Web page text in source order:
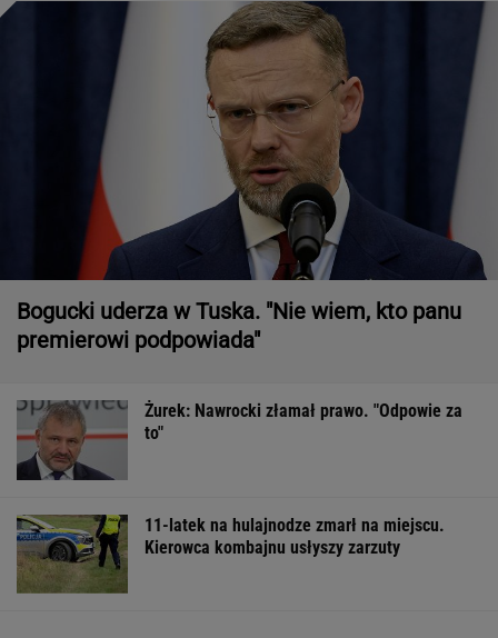
Bogucki uderza w Tuska. "Nie wiem, kto panu
premierowi podpowiada"
Żurek: Nawrocki złamał prawo. "Odpowie za
to"
11-latek na hulajnodze zmarł na miejscu.
Kierowca kombajnu usłyszy zarzuty